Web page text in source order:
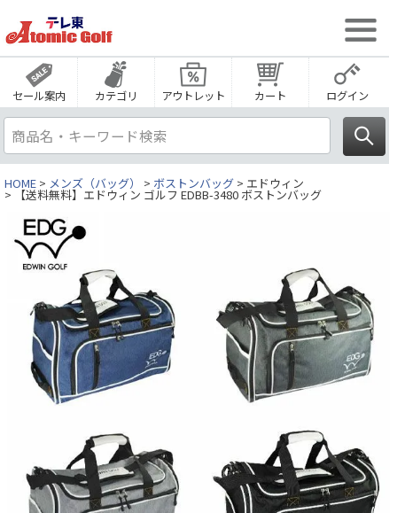
セール案内 カテゴリ アウトレット カート ログイン
HOME メンズ（バッグ） ボストンバッグ エドウィン
【送料無料】エドウィン ゴルフ EDBB-3480 ボストンバッグ